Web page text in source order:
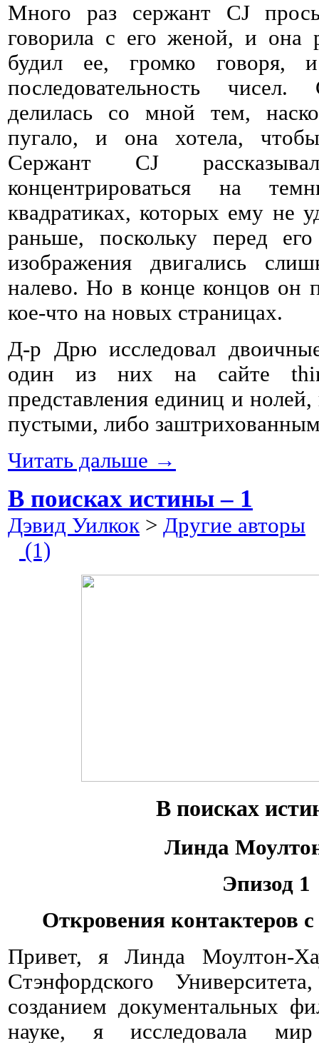
Много раз сержант CJ
говорила с его женой, и она
будил ее, громко говоря,
последовательность
делилась со мной тем,
пугало, и она хотела,
Сержант CJ
концентрироваться на
квадратиках, которых ему не
раньше, поскольку перед
изображения двигались
налево. Но в конце концов он
кое-что на новых страницах.
Д-р Дрю исследовал
один из них на сайте
представления единиц и нолей,
пустыми, либо
Читать дальше →
В поисках истины – 1
Дэвид Уилкок > Другие авторы
(1)
В поисках
Линда
Эпизод 1
Откровения контактеров
Привет, я Линда Моултон-
Стэнфордского
созданием документальных
науке, я исследовала